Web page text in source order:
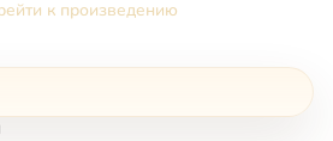
к произведению